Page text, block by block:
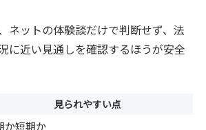
ネットの体験談だけで判断せず、法
に近い見通しを確認するほうが安全
見られやすい点
か短期か